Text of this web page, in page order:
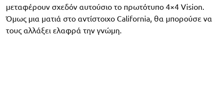
μεταφέρουν σχεδόν αυτούσιο το πρωτότυπο 4×4 Vision.
Όμως μια ματιά στο αντίστοιχο California, θα μπορούσε να
τους αλλάξει ελαφρά την γνώμη.